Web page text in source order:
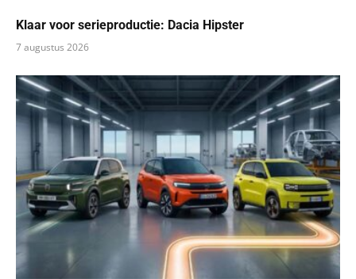
Klaar voor serieproductie: Dacia Hipster
7 augustus 2026